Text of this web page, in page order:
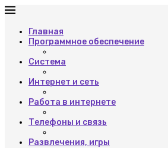
Главная
Программное обеспечение
Система
Интернет и сеть
Работа в интернете
Телефоны и связь
Развлечения, игры